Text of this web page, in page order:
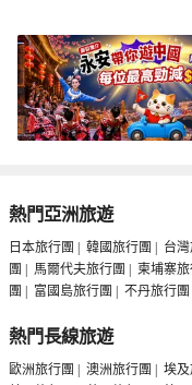
熱門亞洲旅遊
日本旅行團 | 韓國旅行團 | 台
團 | 馬爾代夫旅行團 | 柬埔寨旅
團 | 富國島旅行團 | 不丹旅行團
熱門長線旅遊
歐洲旅行團 | 澳洲旅行團 | 埃及